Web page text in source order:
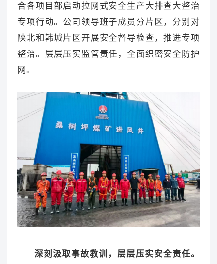
合各项目部启动拉网式安全生产大排查大整治
专项行动。公司领导班子成员分片区，分别对
陕北和韩城片区开展安全督导检查，推进专项
整治。层层压实监管责任，全面织密安全防护
网。
深刻汲取事故教训，层层压实安全责任。